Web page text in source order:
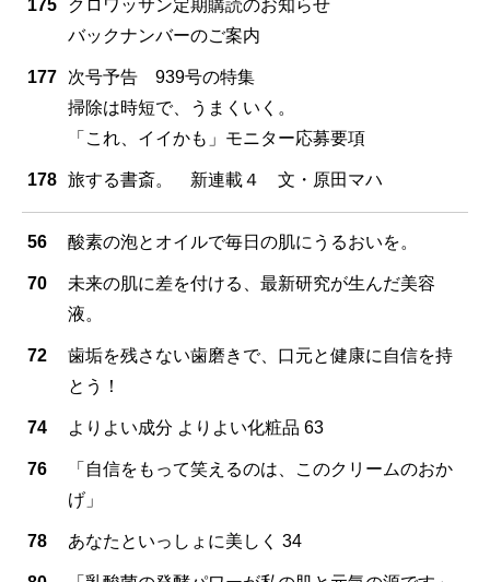
175
クロワッサン定期購読のお知らせ
バックナンバーのご案内
177
次号予告 939号の特集
掃除は時短で、うまくいく。
「これ、イイかも」モニター応募要項
178 旅する書斎。 新連載４ 文・原田マハ
56 酸素の泡とオイルで毎日の肌にうるおいを。
70
未来の肌に差を付ける、最新研究が生んだ美容
液。
72
歯垢を残さない歯磨きで、口元と健康に自信を持
とう！
74 よりよい成分 よりよい化粧品 63
76
「自信をもって笑えるのは、このクリームのおか
げ」
78 あなたといっしょに美しく 34